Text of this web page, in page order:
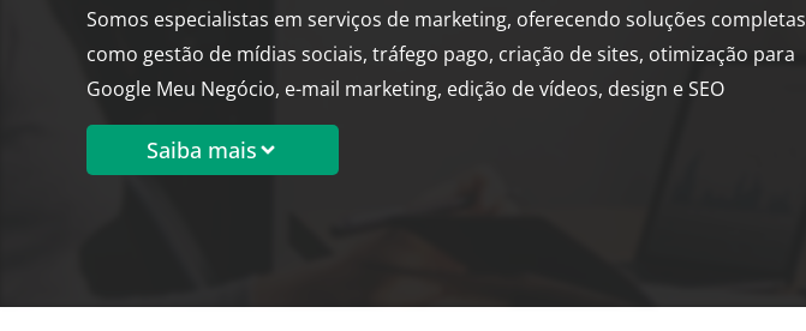
Somos especialistas em serviços de marketing, oferecendo soluções completas
como gestão de mídias sociais, tráfego pago, criação de sites, otimização para
Google Meu Negócio, e-mail marketing, edição de vídeos, design e SEO
Saiba mais